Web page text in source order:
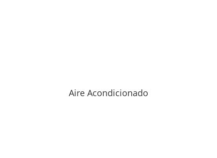
Aire Acondicionado